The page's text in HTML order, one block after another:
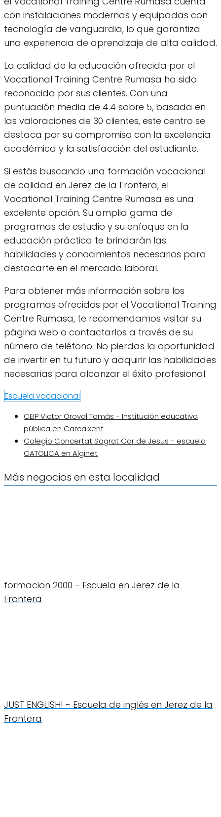
con instalaciones modernas y equipadas con
tecnología de vanguardia, lo que garantiza
una experiencia de aprendizaje de alta calidad.
La calidad de la educación ofrecida por el
Vocational Training Centre Rumasa ha sido
reconocida por sus clientes. Con una
puntuación media de 4.4 sobre 5, basada en
las valoraciones de 30 clientes, este centro se
destaca por su compromiso con la excelencia
académica y la satisfacción del estudiante.
Si estás buscando una formación vocacional
de calidad en Jerez de la Frontera, el
Vocational Training Centre Rumasa es una
excelente opción. Su amplia gama de
programas de estudio y su enfoque en la
educación práctica te brindarán las
habilidades y conocimientos necesarios para
destacarte en el mercado laboral.
Para obtener más información sobre los
programas ofrecidos por el Vocational Training
Centre Rumasa, te recomendamos visitar su
página web o contactarlos a través de su
número de teléfono. No pierdas la oportunidad
de invertir en tu futuro y adquirir las habilidades
necesarias para alcanzar el éxito profesional.
Escuela vocacional
CEIP Victor Oroval Tomás - Institución educativa
pública en Carcaixent
Colegio Concertat Sagrat Cor de Jesus - escuela
CATOLICA en Alginet
Más negocios en esta localidad
formacion 2000 - Escuela en Jerez de la
Frontera
JUST ENGLISH! - Escuela de inglés en Jerez de la
Frontera